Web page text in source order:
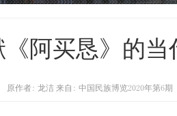
阿买恳》的当
原作者: 龙洁 来自: 中国民族博览2020年第6期